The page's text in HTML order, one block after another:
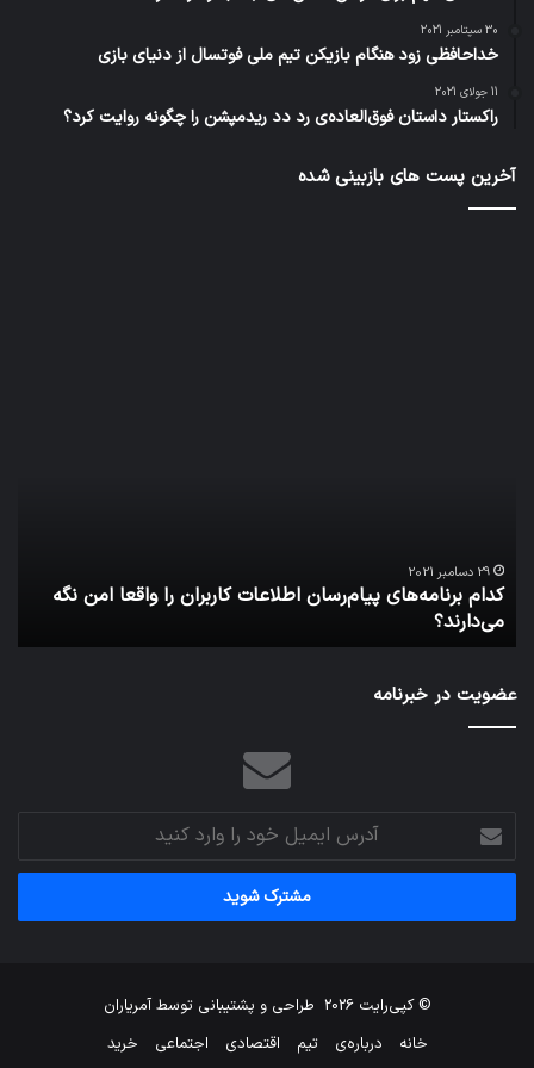
30 سپتامبر 2021
خداحافظی زود هنگام بازیکن تیم ملی فوتسال از دنیای بازی
11 جولای 2021
راکستار داستان فوق‌العاده‌ی رد دد ریدمپشن را چگونه روایت کرد؟
آخرین پست های بازبینی شده
امن
نگه
می‌دارند؟
29 دسامبر 2021
کدام برنامه‌های پیام‌رسان اطلاعات کاربران را واقعا امن نگه
می‌دارند؟
عضویت در خبرنامه
آدرس
ایمیل
خود
وارد
© کپی‌رایت 2026 طراحی و پشتیبانی توسطآمریاران
خانه
درباره‌ی تیم اقتصادی اجتماعی خرید